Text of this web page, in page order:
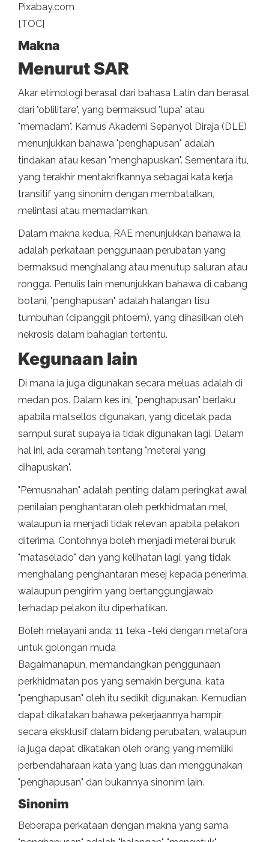
Pixabay.com
[TOC]
Makna
Menurut SAR
Akar etimologi berasal dari bahasa Latin dan berasal
dari "oblilitare", yang bermaksud "lupa" atau
"memadam". Kamus Akademi Sepanyol Diraja (DLE)
menunjukkan bahawa "penghapusan" adalah
tindakan atau kesan "menghapuskan". Sementara itu,
yang terakhir mentakrifkannya sebagai kata kerja
transitif yang sinonim dengan membatalkan,
melintasi atau memadamkan.
Dalam makna kedua, RAE menunjukkan bahawa ia
adalah perkataan penggunaan perubatan yang
bermaksud menghalang atau menutup saluran atau
rongga. Penulis lain menunjukkan bahawa di cabang
botani, "penghapusan" adalah halangan tisu
tumbuhan (dipanggil phloem), yang dihasilkan oleh
nekrosis dalam bahagian tertentu.
Kegunaan lain
Di mana ia juga digunakan secara meluas adalah di
medan pos. Dalam kes ini, "penghapusan" berlaku
apabila matsellos digunakan, yang dicetak pada
sampul surat supaya ia tidak digunakan lagi. Dalam
hal ini, ada ceramah tentang "meterai yang
dihapuskan".
"Pemusnahan" adalah penting dalam peringkat awal
penilaian penghantaran oleh perkhidmatan mel,
walaupun ia menjadi tidak relevan apabila pelakon
diterima. Contohnya boleh menjadi meterai buruk
"mataselado" dan yang kelihatan lagi, yang tidak
menghalang penghantaran mesej kepada penerima,
walaupun pengirim yang bertanggungjawab
terhadap pelakon itu diperhatikan.
Boleh melayani anda: 11 teka -teki dengan metafora
untuk golongan muda
Bagaimanapun, memandangkan penggunaan
perkhidmatan pos yang semakin berguna, kata
"penghapusan" oleh itu sedikit digunakan. Kemudian
dapat dikatakan bahawa pekerjaannya hampir
secara eksklusif dalam bidang perubatan, walaupun
ia juga dapat dikatakan oleh orang yang memiliki
perbendaharaan kata yang luas dan menggunakan
"penghapusan" dan bukannya sinonim lain.
Sinonim
Beberapa perkataan dengan makna yang sama